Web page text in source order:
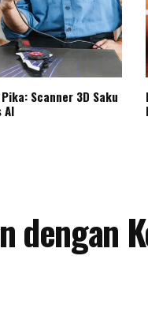
Scanner 3D Saku
AI
dengan